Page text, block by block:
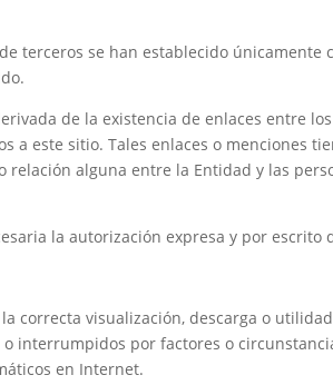
terceros se han establecido
de la existencia de enlaces entre
a este sitio. Tales enlaces o menciones
relación alguna entre la Entidad y las
la autorización expresa y por
correcta visualización, descarga o
interrumpidos por factores o
en Internet.